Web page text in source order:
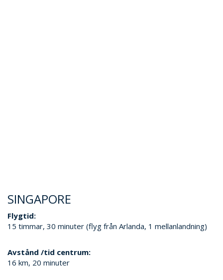
SINGAPORE
Flygtid:
15 timmar, 30 minuter (flyg från Arlanda, 1 mellanlandning)
Avstånd /tid centrum:
16 km, 20 minuter